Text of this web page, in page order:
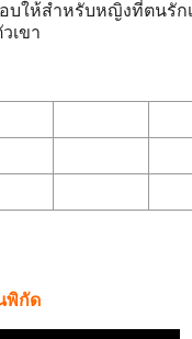
อบให้สำหรับหญิงที่ตนรัก
เขา
พิกัด